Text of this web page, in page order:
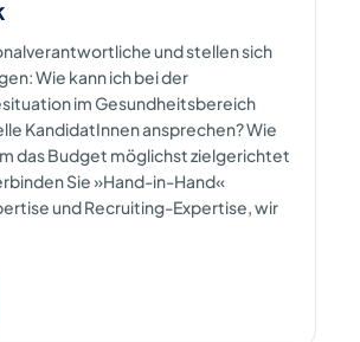
und stellen sich
Wie kann ich bei der
im Gesundheitsbereich
KandidatInnen ansprechen? Wie
das Budget möglichst zielgerichtet
Sie »Hand-in-Hand«
und Recruiting-Expertise, wir